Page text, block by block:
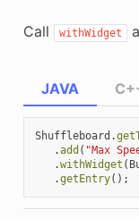
Call withWidget
JAVA
Shuffleboard .
.add ( "Max
.withWidget (
.getEntry();